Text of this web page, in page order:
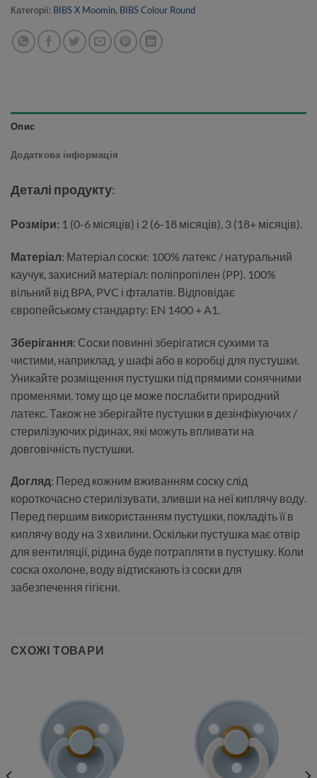
техніці смоктання, як під час годування грудьми, оскільки
кругла форма дозволяє сторонам язика підніматися та
охоплювати сосок, а клапан, випускає повітря. Ця
порожнини дитини.
Пустушка Colour має фірмовий круглий щиток BIBS із
з гравіюванням BIBS. Щиток ретельно розроблений
навколо рота дитини, щоб запобігти накопиченню
незалежно від розміру соска.
Категорії: BIBS X Moomin, BIBS Colour Round
Опис
Додаткова інформація
Деталі продукту:
Розміри: 1 (0-6 місяців) і 2 (6-18 місяців), 3 (18+ місяців).
Матеріал: Матеріал соски: 100% латекс / натуральний
каучук, захисний матеріал: поліпропілен (PP). 100%
вільний від BPA, PVC і фталатів. Відповідає
європейському стандарту: EN 1400 + A1.
Зберігання: Соски повинні зберігатися сухими та
чистими, наприклад. у шафі або в коробці для пустушки.
Уникайте розміщення пустушки під прямими сонячними
променями, тому що це може послабити природний
латекс. Також не зберігайте пустушки в дезінфікуючих /
стерилізуючих рідинах, які можуть впливати на
довговічність пустушки.
Догляд: Перед кожним вживанням соску слід
короткочасно стерилізувати, зливши на неї киплячу воду.
Перед першим використанням пустушки, покладіть її в
киплячу воду на 3 хвилини. Оскільки пустушка має отвір
для вентиляції, рідина буде потрапляти в пустушку. Коли
соска охолоне, воду відтискають із соски для
забезпечення гігієни.
СХОЖІ ТОВАРИ